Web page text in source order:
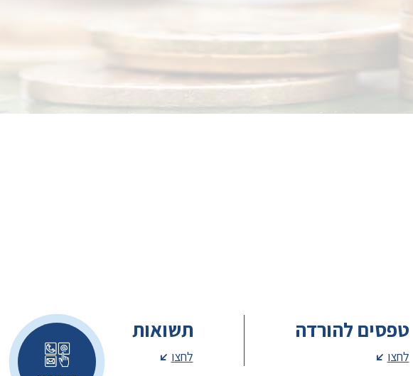
טפסים להורדה
לחצו
תשואות
לחצו